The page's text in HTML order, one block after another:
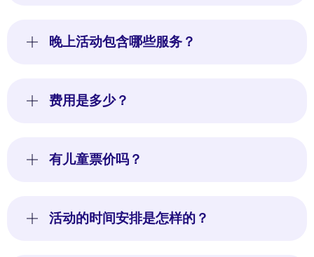
晚上活动包含哪些服务？
费用是多少？
有儿童票价吗？
活动的时间安排是怎样的？